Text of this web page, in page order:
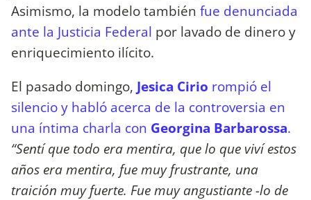
Asimismo, la modelo también fue denunciada
ante la Justicia Federal por lavado de dinero y
enriquecimiento ilícito.
El pasado domingo, Jesica Cirio rompió el
silencio y habló acerca de la controversia en
una íntima charla con Georgina Barbarossa.
“Sentí que todo era mentira, que lo que viví estos
años era mentira, fue muy frustrante, una
traición muy fuerte. Fue muy angustiante -lo de